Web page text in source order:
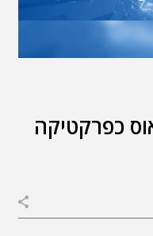
כפרקטיקה